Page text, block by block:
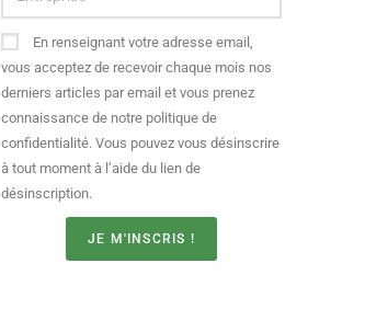
En renseignant votre adresse email,
vous acceptez de recevoir chaque mois nos
derniers articles par email et vous prenez
connaissance de notre politique de
confidentialité. Vous pouvez vous désinscrire
à tout moment à l’aide du lien de
désinscription.
JE M'INSCRIS !